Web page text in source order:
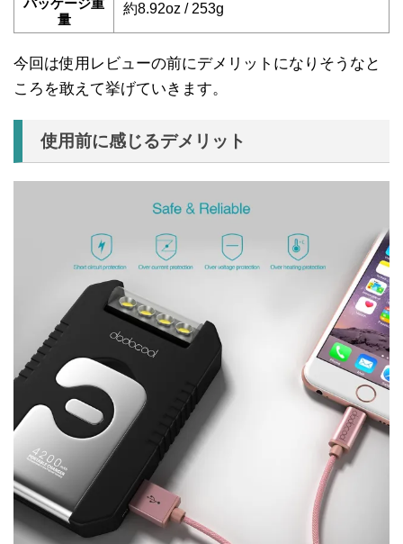
量
約8.92oz / 253g
今回は使用レビューの前にデメリットになりそうなと
ころを敢えて挙げていきます。
使用前に感じるデメリット